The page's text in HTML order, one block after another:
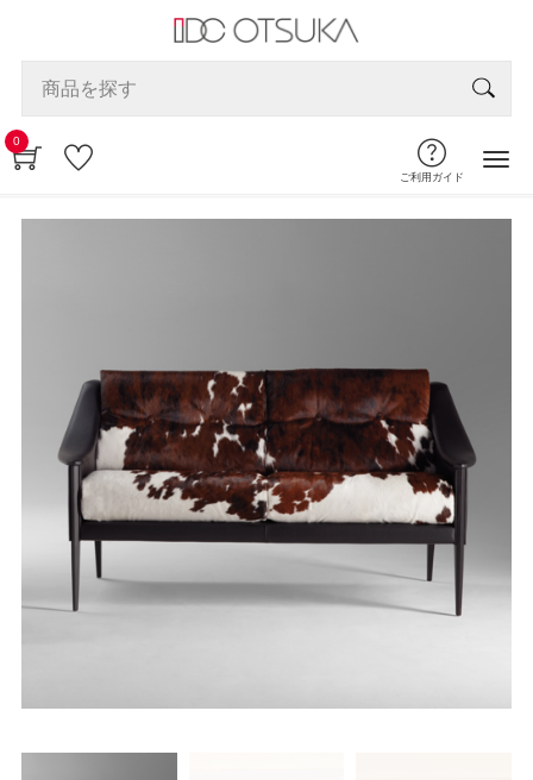
0
ご利用ガイド